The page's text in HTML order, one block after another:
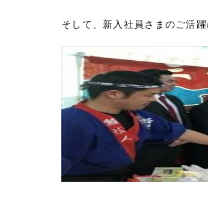
そして、新入社員さまのご活